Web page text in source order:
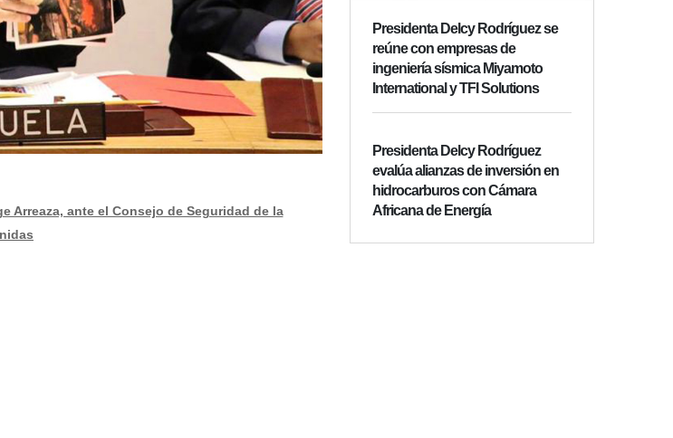
Arreaza, ante el Consejo de Seguridad de la
Presidenta Delcy Rodríguez se
reúne con empresas de
ingeniería sísmica Miyamoto
International y TFI Solutions
Presidenta Delcy Rodríguez
evalúa alianzas de inversión en
hidrocarburos con Cámara
Africana de Energía